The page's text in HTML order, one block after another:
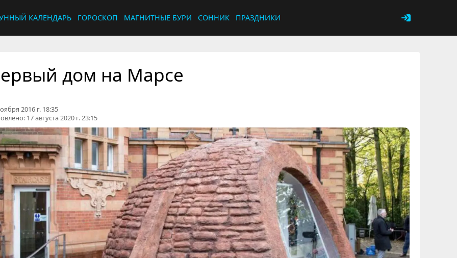
КАЛЕНДАРЬ ГОРОСКОП МАГНИТНЫЕ БУРИ СОННИК ПРАЗДНИКИ
дом на Марсе
2016 г. 18:35
17 августа 2020 г. 23:15